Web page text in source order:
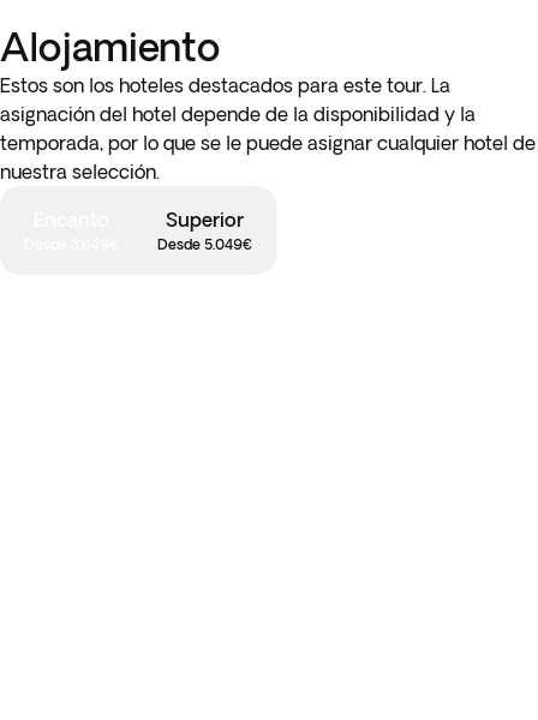
Alojamiento
Estos son los hoteles destacados para este tour. La
asignación del hotel depende de la disponibilidad y la
temporada, por lo que se le puede asignar cualquier hotel de
nuestra selección.
Superior
Desde 5.049€